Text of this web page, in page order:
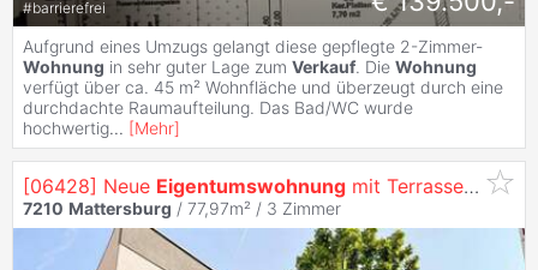
#barrierefrei
Aufgrund eines Umzugs gelangt diese gepflegte 2-Zimmer-
Wohnung in sehr guter Lage zum Verkauf. Die Wohnung
verfügt über ca. 45 m² Wohnfläche und überzeugt durch eine
durchdachte Raumaufteilung. Das Bad/WC wurde
hochwertig... [Mehr]
[06428] Neue Eigentumswohnung mit Terrasse - Top 2
7210 Mattersburg / 77,97m² / 3 Zimmer